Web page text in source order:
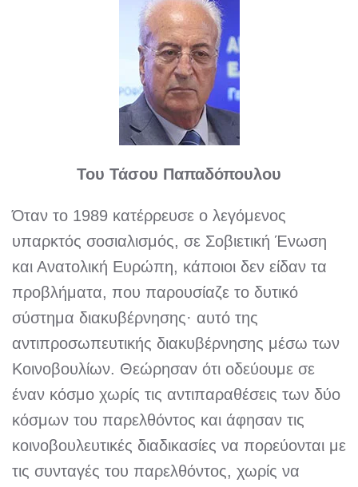
Του Τάσου Παπαδόπουλου
Όταν το 1989 κατέρρευσε ο λεγόμενος
υπαρκτός σοσιαλισμός, σε Σοβιετική Ένωση
και Ανατολική Ευρώπη, κάποιοι δεν είδαν τα
προβλήματα, που παρουσίαζε το δυτικό
σύστημα διακυβέρνησης· αυτό της
αντιπροσωπευτικής διακυβέρνησης μέσω των
Κοινοβουλίων. Θεώρησαν ότι οδεύουμε σε
έναν κόσμο χωρίς τις αντιπαραθέσεις των δύο
κόσμων του παρελθόντος και άφησαν τις
κοινοβουλευτικές διαδικασίες να πορεύονται με
τις συνταγές του παρελθόντος, χωρίς να